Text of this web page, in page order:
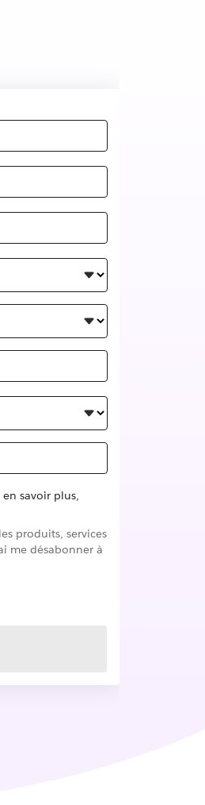
savoir plus,
produits, services
me désabonner à